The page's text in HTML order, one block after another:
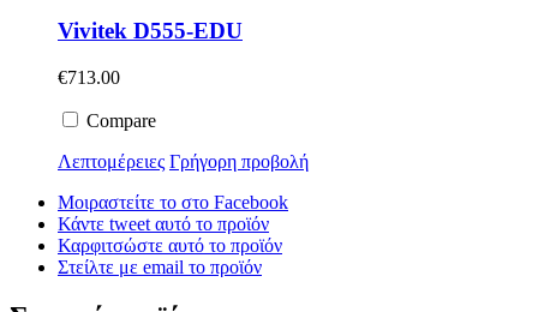
Vivitek D555-EDU
€713.00
Compare
Λεπτομέρειες Γρήγορη προβολή
Μοιραστείτε το στο Facebook
Κάντε tweet αυτό το προϊόν
Καρφιτσώστε αυτό το προϊόν
Στείλτε με email το προϊόν